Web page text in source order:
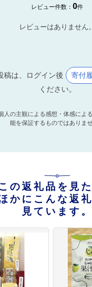
レビュー件数：0件
レビューはありません。
稿は、ログイン後 寄付
ください。
人の主観による感想・体感によ
能を保証するものではありませ
の返礼品を見
かにこんな返
見ています。